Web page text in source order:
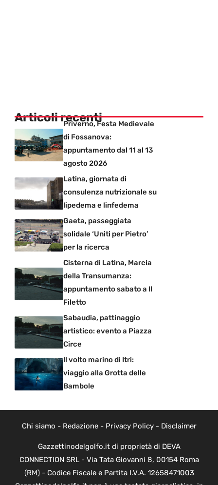
Articoli recentiPriverno, Festa Medievale
di Fossanova:
appuntamento dal 11 al 13
agosto 2026
Latina, giornata di
consulenza nutrizionale su
lipedema e linfedema
Gaeta, passeggiata
solidale ‘Uniti per Pietro’
per la ricerca
Cisterna di Latina, Marcia
della Transumanza:
appuntamento sabato a Il
Filetto
Sabaudia, pattinaggio
artistico: evento a Piazza
Circe
Il volto marino di Itri:
viaggio alla Grotta delle
Bambole
Chi siamo - Redazione- Privacy Policy- Disclaimer
Gazzettinodelgolfo.it di proprietà di DEVA
CONNECTION SRL - Via Tata Giovanni 8, 00154 Roma
(RM) - Codice Fiscale e Partita I.V.A. 12658471003